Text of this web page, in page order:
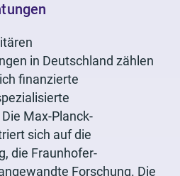
in Deutschland zählen
finanzierte
Max-Planck-
sich auf die
die Fraunhofer-
Forschung. Die